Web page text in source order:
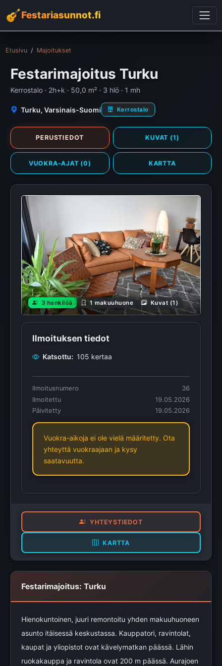
Festariasunnot.fi
Etusivu Majoitukset
Festarimajoitus Turku
Kerrostalo · 2h+k · 50,0 m² · 3 hlö · 1 mh
Turku, Varsinais-Suomi Kerrostalo
PERUSTIEDOT KUVAT (1)
VUOKRA-AJAT (0) KARTTA
3 henkilöä 1 makuuhuone Kuvat (1)
Ilmoituksen tiedot
Katsottu: 105 kertaa
Ilmoitusnumero
36
Ilmoitettu
19.05.2026
Päivitetty
19.05.2026
Vuokra-aikoja ei ole vielä määritetty. Ota
yhteyttä vuokraajaan ja kysy
saatavuutta.
YHTEYSTIEDOT
KARTTA
Festarimajoitus: Turku
Hienokuntoinen, juuri remontoitu yhden makuuhuoneen
asunto itäisessä keskustassa. Kauppatori, ravintolat,
kaupat ja yliopistot ovat kävelymatkan päässä. Lähin
ruokakauppa ja ravintola ovat 200 m päässä. Aurajoen